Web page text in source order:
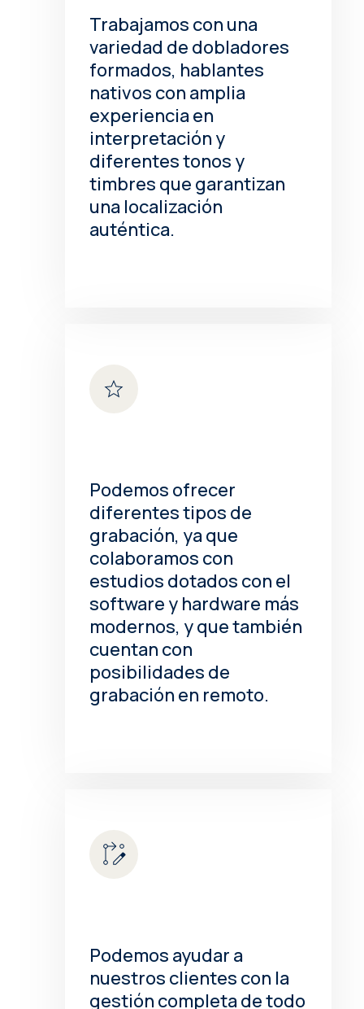
Trabajamos con una
variedad de dobladores
formados, hablantes
nativos con amplia
experiencia en
interpretación y
diferentes tonos y
timbres que garantizan
una localización
auténtica.
Podemos ofrecer
diferentes tipos de
grabación, ya que
colaboramos con
estudios dotados con el
software y hardware más
modernos, y que también
cuentan con
posibilidades de
grabación en remoto.
Podemos ayudar a
nuestros clientes con la
gestión completa de todo